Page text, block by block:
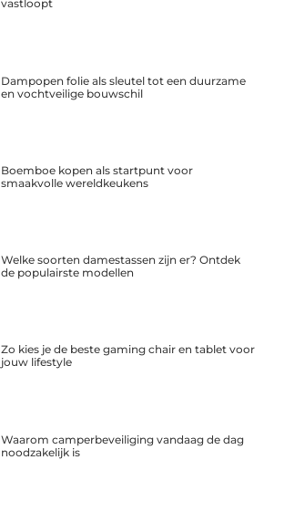
vastloopt
Dampopen folie als sleutel tot een duurzame
en vochtveilige bouwschil
Boemboe kopen als startpunt voor
smaakvolle wereldkeukens
Welke soorten damestassen zijn er? Ontdek
de populairste modellen
Zo kies je de beste gaming chair en tablet voor
jouw lifestyle
Waarom camperbeveiliging vandaag de dag
noodzakelijk is